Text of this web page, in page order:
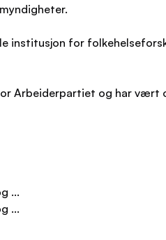
institusjon for
Arbeiderpartiet og har
...
...